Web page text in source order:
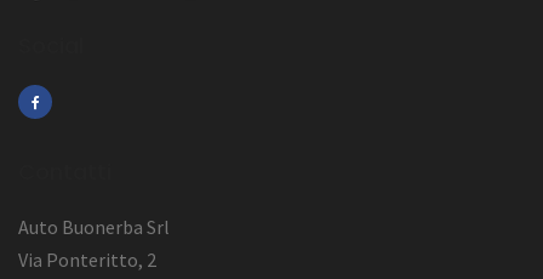
Auto Buonerba Srl
Via Ponteritto, 2